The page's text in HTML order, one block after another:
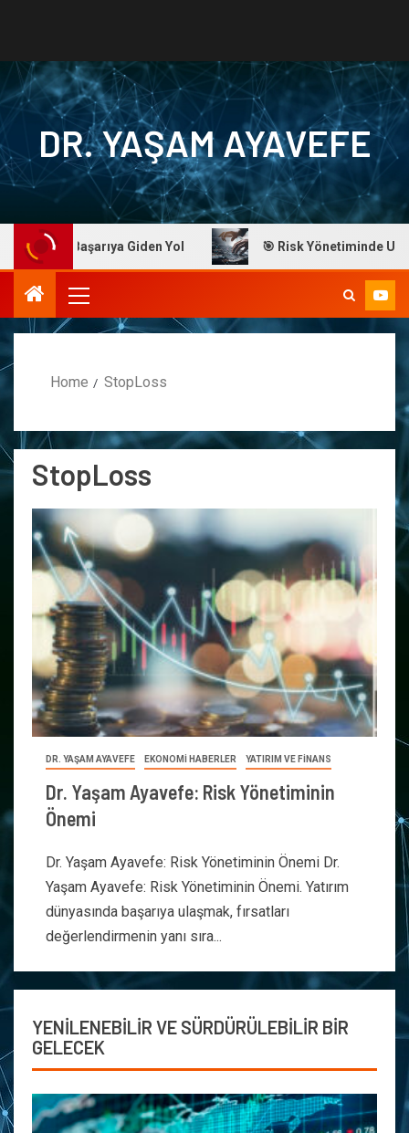
DR. YAŞAM AYAVEFE
Başarıya Giden Yol 🎯 Risk Yönetiminde
Home StopLoss
StopLoss
DR. YAŞAM AYAVEFE EKONOMİ HABERLER YATIRIM VE FİNANS
Dr. Yaşam Ayavefe: Risk Yönetiminin
Önemi
Dr. Yaşam Ayavefe: Risk Yönetiminin Önemi Dr.
Yaşam Ayavefe: Risk Yönetiminin Önemi. Yatırım
dünyasında başarıya ulaşmak, fırsatları
değerlendirmenin yanı sıra...
YENİLENEBİLİR VE SÜRDÜRÜLEBİLİR BİR
GELECEK